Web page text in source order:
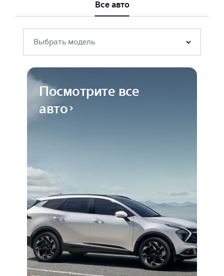
Все авто
Выбрать модель
Посмотрите все
авто